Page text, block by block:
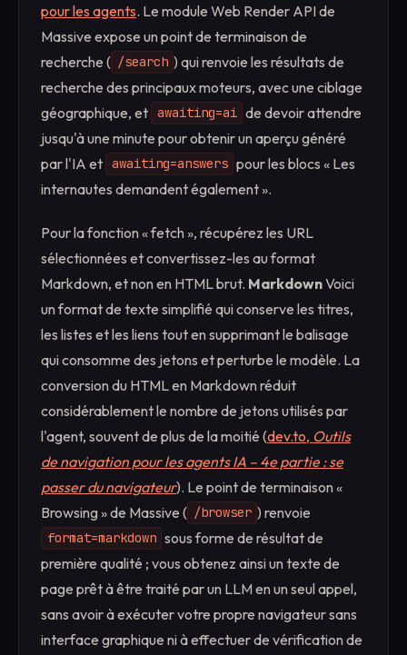
pour les agents. Le module Web Render API de
Massive expose un point de terminaison de
recherche ( /search ) qui renvoie les résultats de
recherche des principaux moteurs, avec une ciblage
géographique, et awaiting=ai de devoir attendre
jusqu'à une minute pour obtenir un aperçu généré
par l'IA et awaiting=answers pour les blocs « Les
internautes demandent également ».
Pour la fonction « fetch », récupérez les URL
sélectionnées et convertissez-les au format
Markdown, et non en HTML brut. MarkdownVoici
un format de texte simplifié qui conserve les titres,
les listes et les liens tout en supprimant le balisage
qui consomme des jetons et perturbe le modèle. La
conversion du HTML en Markdown réduit
considérablement le nombre de jetons utilisés par
l'agent, souvent de plus de la moitié (dev.to, Outils
de navigation pour les agents IA – 4e partie : se
passer du navigateur). Le point de terminaison «
Browsing » de Massive ( /browser ) renvoie
format=markdown sous forme de résultat de
première qualité ; vous obtenez ainsi un texte de
page prêt à être traité par un LLM en un seul appel,
sans avoir à exécuter votre propre navigateur sans
interface graphique ni à effectuer de vérification de